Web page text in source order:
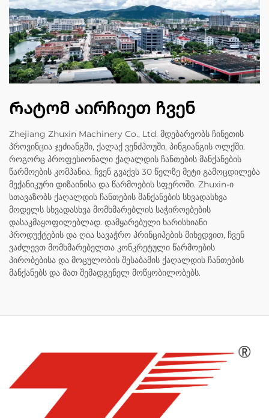
Რატომ აირჩიეთ ჩვენ
Zhejiang Zhuxin Machinery Co., Ltd. მდებარეობს ჩინეთის
პროვინცია ჯეძიანგში, ქალაქ ვენძჰოუში, პინგიანგის ოლქში.
როგორც პროფესიონალი ქაღალდის ჩანთების მანქანების
წარმოების კომპანია, ჩვენ გვაქვს 30 წელზე მეტი გამოცდილება
მექანიკური დიზაინისა და წარმოების სფეროში. Zhuxin-ი
სთავაზობს ქაღალდის ჩანთების მანქანების სხვადასხვა
მოდელს სხვადასხვა მომხმარებლის საჭიროებების
დასაკმაყოფილებლად. დამყარებული ხარისხიანი
პროდუქტების და ღია სავაჭრო პრინციპების მიხედვით, ჩვენ
ვაძლევთ მომხმარებელთა კონკრეტული წარმოების
პირობებისა და მოცულობის შესაბამის ქაღალდის ჩანთების
მანქანებს და მათ შემადგენელ მოწყობილობებს.